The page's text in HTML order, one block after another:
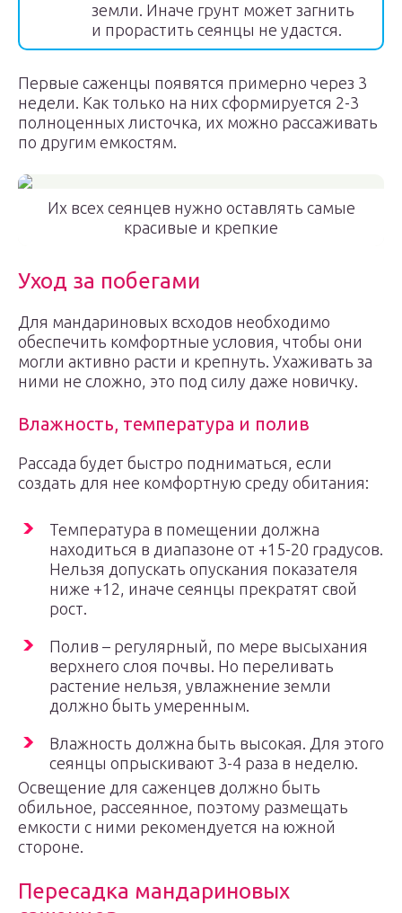
земли. Иначе грунт может загнить
и прорастить сеянцы не удастся.
Первые саженцы появятся примерно через 3
недели. Как только на них сформируется 2-3
полноценных листочка, их можно рассаживать
по другим емкостям.
Их всех сеянцев нужно оставлять самые
красивые и крепкие
Уход за побегами
Для мандариновых всходов необходимо
обеспечить комфортные условия, чтобы они
могли активно расти и крепнуть. Ухаживать за
ними не сложно, это под силу даже новичку.
Влажность, температура и полив
Рассада будет быстро подниматься, если
создать для нее комфортную среду обитания:
Температура в помещении должна
находиться в диапазоне от +15-20 градусов.
Нельзя допускать опускания показателя
ниже +12, иначе сеянцы прекратят свой
рост.
Полив – регулярный, по мере высыхания
верхнего слоя почвы. Но переливать
растение нельзя, увлажнение земли
должно быть умеренным.
Влажность должна быть высокая. Для этого
сеянцы опрыскивают 3-4 раза в неделю.
Освещение для саженцев должно быть
обильное, рассеянное, поэтому размещать
емкости с ними рекомендуется на южной
стороне.
Пересадка мандариновых